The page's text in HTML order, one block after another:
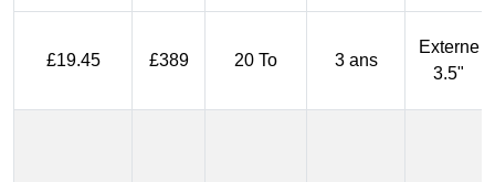
£19.45 £389 20 To 3 ans
Externe
3.5"